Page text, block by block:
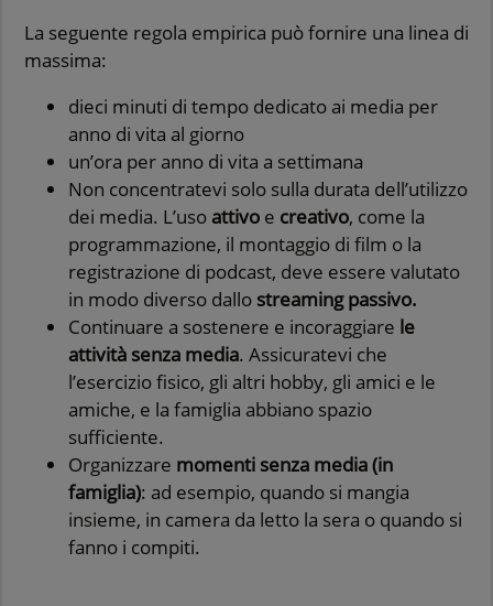
La seguente regola empirica può fornire una linea di
massima:
dieci minuti di tempo dedicato ai media per
anno di vita al giorno
un’ora per anno di vita a settimana
Non concentratevi solo sulla durata dell’utilizzo
dei media. L’uso attivo e creativo, come la
programmazione, il montaggio di film o la
registrazione di podcast, deve essere valutato
in modo diverso dallo streaming passivo.
Continuare a sostenere e incoraggiare le
attività senza media. Assicuratevi che
l’esercizio fisico, gli altri hobby, gli amici e le
amiche, e la famiglia abbiano spazio
sufficiente.
Organizzare momenti senza media (in
famiglia): ad esempio, quando si mangia
insieme, in camera da letto la sera o quando si
fanno i compiti.